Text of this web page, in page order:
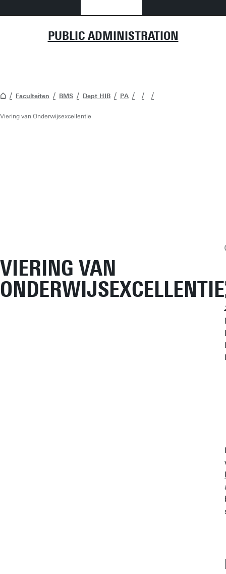
PUBLIC ADMINISTRATION
Faculteiten BMS Dept HIB PA
Viering van Onderwijsexcellentie
VIERING VAN
ONDERWIJSEXCELLENTIE